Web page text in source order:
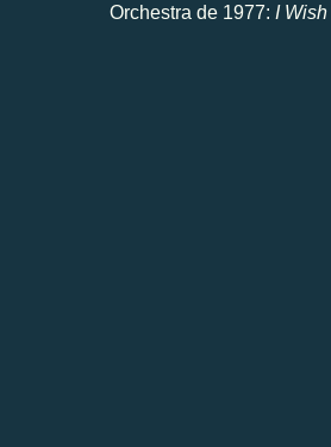
Orchestra de 1977: I